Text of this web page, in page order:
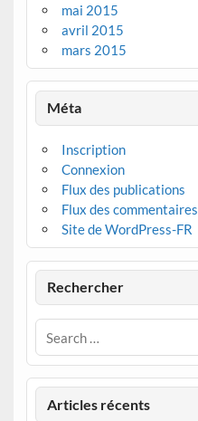
mai 2015
avril 2015
mars 2015
Méta
Inscription
Connexion
Flux des publications
Flux des commentaires
Site de WordPress-FR
Rechercher
Articles récents